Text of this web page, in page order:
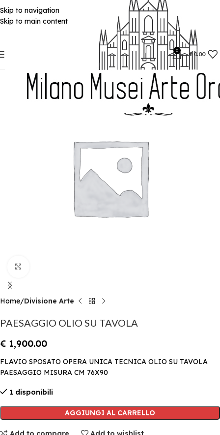
Skip to navigation
Skip to main content
0 € 0.00
Home Divisione Arte
PAESAGGIO OLIO SU TAVOLA
€ 1,900.00
FLAVIO SPOSATO OPERA UNICA TECNICA OLIO SU TAVOLA
PAESAGGIO MISURA CM 76X90
1 disponibili
AGGIUNGI AL CARRELLO